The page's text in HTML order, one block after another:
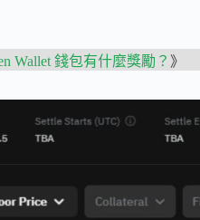
Wallet 錢包有什麼獎勵？ 》